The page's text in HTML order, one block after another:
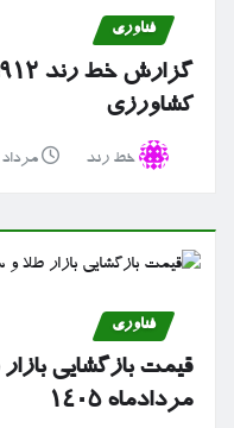
فناوری
کشاورزی
خط رند مرداد ۱۷, ۱۴۰۵
فناوری
مردادماه ۱۴۰۵